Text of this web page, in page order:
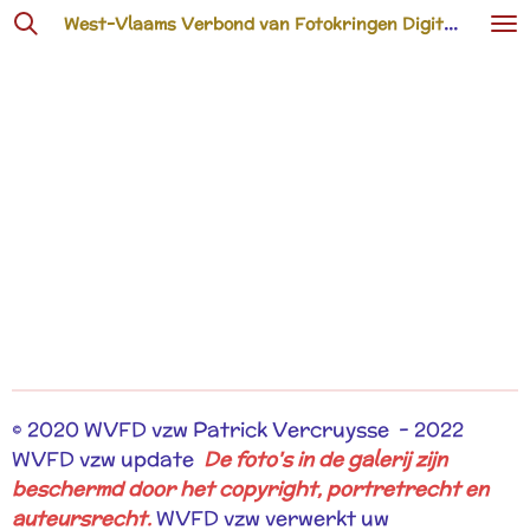
Ga
West-Vlaams Verbond van Fotokringen Digitaal vzw
© 2020 WVFD vzw Patrick Vercruysse - 2022
WVFD vzw update De foto's in de galerij zijn
beschermd door het copyright, portretrecht en
auteursrecht.WVFD vzw verwerkt uw